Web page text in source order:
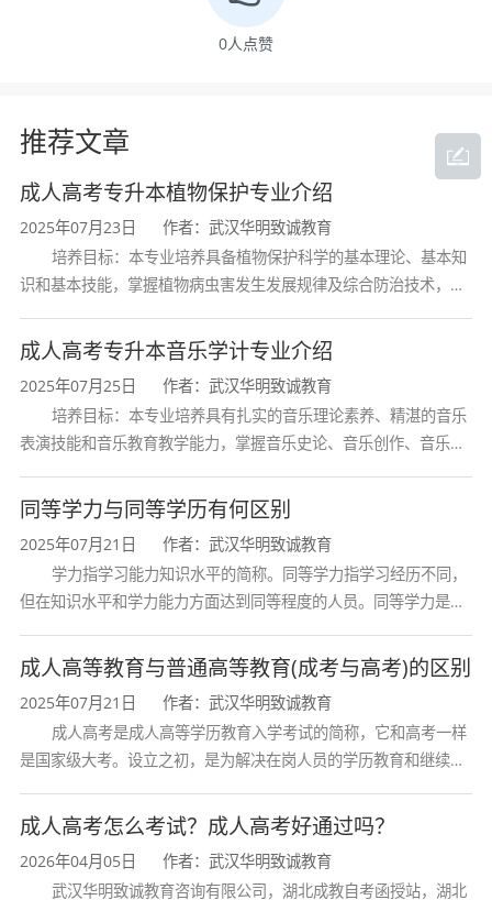
湖北理工学院、
0人点赞
推荐文章
成人高考专升本植物保护专业介绍
2025年07月23日
作者：武汉华明致诚教育
培养目标：本专业培养具备植物保护科学的基本理论、基本知
识和基本技能，掌握植物病虫害发生发展规律及综合防治技术，熟
生产、植物检疫、农药研发等领域
成人高考专升本音乐学计专业介绍
2025年07月25日
作者：武汉华明致诚教育
培养目标：本专业培养具有扎实的音乐理论素养、精湛的音乐
表演技能和音乐教育教学能力，掌握音乐史论、音乐创作、音乐表
创新精神和艺术感染力，能在专业
同等学力与同等学历有何区别
2025年07月21日
作者：武汉华明致诚教育
学力指学习能力知识水平的简称。同等学力指学习经历不同，
但在知识水平和学力能力方面达到同等程度的人员。同等学力是在
者或报考研究生的考生中，虽然没
成人高等教育与普通高等教育(成考与高考)的区别
2025年07月21日
作者：武汉华明致诚教育
成人高考是成人高等学历教育入学考试的简称，它和高考一样
是国家级大考。设立之初，是为解决在岗人员的学历教育和继续教
在行业的骨干，一些人走上了领导
成人高考怎么考试？成人高考好通过吗？
2026年04月05日
作者：武汉华明致诚教育
武汉华明致诚教育咨询有限公司，湖北成教自考函授站，湖北